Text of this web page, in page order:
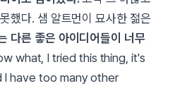
했다. 샘 알트먼이 묘사한 젊은
다른 좋은 아이디어들이 너무
what, I tried this thing, it's
have too many other